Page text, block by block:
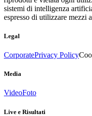
sistemi di intelligenza
espresso di utilizzare mezzi
Legal
CorporatePrivacy Policy
Media
VideoFoto
Live e Risultati